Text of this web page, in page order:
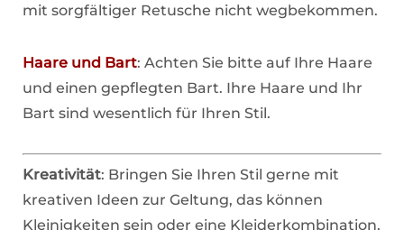
mit sorgfältiger Retusche nicht wegbekommen.
Haare und Bart: Achten Sie bitte auf Ihre Haare
und einen gepflegten Bart. Ihre Haare und Ihr
Bart sind wesentlich für Ihren Stil.
Kreativität: Bringen Sie Ihren Stil gerne mit
kreativen Ideen zur Geltung, das können
Kleinigkeiten sein oder eine Kleiderkombination,